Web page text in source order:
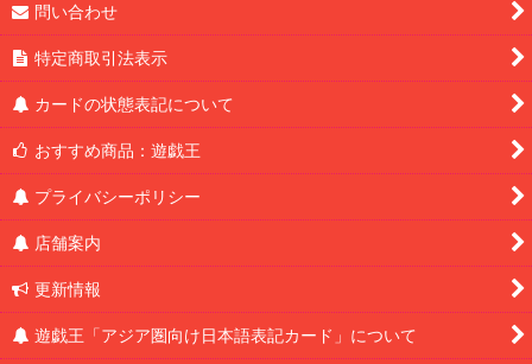
問い合わせ
特定商取引法表示
カードの状態表記について
おすすめ商品：遊戯王
プライバシーポリシー
店舗案内
更新情報
遊戯王「アジア圏向け日本語表記カード」について